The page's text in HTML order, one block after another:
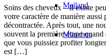
Mailand
München
Soins des cheveux – Il existe
votre caractère de manière
décontractée. Après tout, une
souvent la première étape
que vous puissiez profiter
est […]